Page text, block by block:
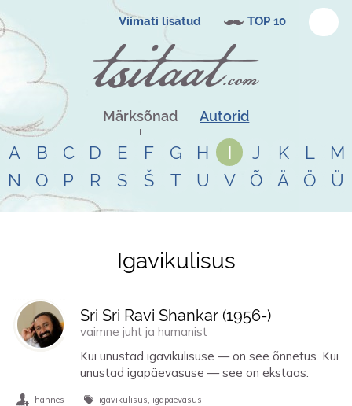
Viimati lisatud TOP 10
Märksõnad Autorid
A B C D E F G H I J K L
M
N
O P R S Š T U V Õ Ä Ö Ü
Tsitaadid teemal igavikulisus
Igavikulisus
Sri Sri Ravi Shankar (1956-)
vaimne juht ja humanist
Kui unustad igavikulisuse — on see õnnetus. Kui
unustad igapäevasuse — see on ekstaas.
hannes igavikulisus igapäevasus